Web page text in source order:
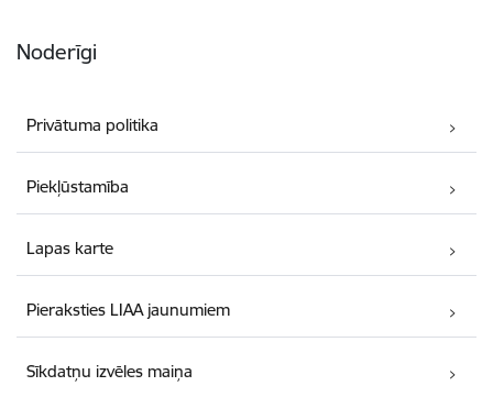
Noderīgi
Privātuma politika
Piekļūstamība
Lapas karte
Pieraksties LIAA jaunumiem
Sīkdatņu izvēles maiņa